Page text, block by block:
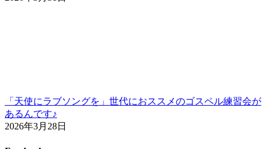
「天使にラブソングを」世代におススメのゴスペル練習会が
あるんです♪
2026年3月28日